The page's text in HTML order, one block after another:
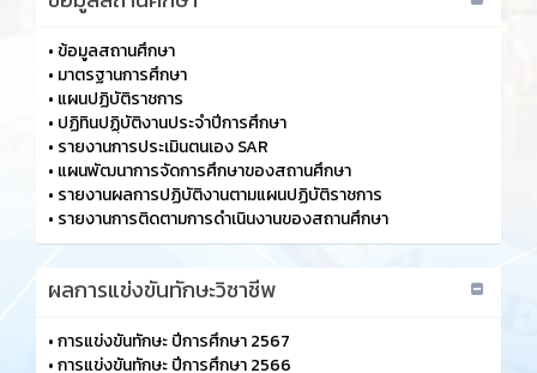
ร้องเรียนการทุจริตและประพฤติมิชอบ